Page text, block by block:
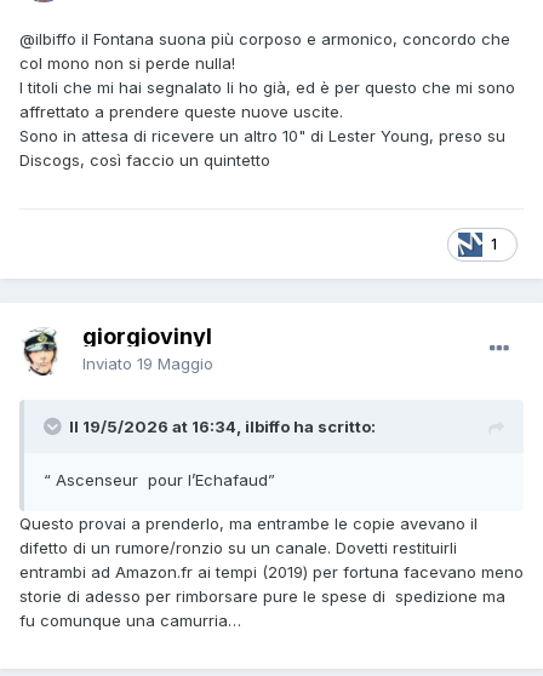
@ilbiffo il Fontana suona più corposo e armonico, concordo che
col mono non si perde nulla!
I titoli che mi hai segnalato li ho già, ed è per questo che mi sono
affrettato a prendere queste nuove uscite.
Sono in attesa di ricevere un altro 10" di Lester Young, preso su
Discogs, così faccio un quintetto
1
giorgiovinyl
Inviato 19 Maggio
Il 19/5/2026 at 16:34, ilbiffo ha scritto:
“ Ascenseur pour l’Echafaud”
Questo provai a prenderlo, ma entrambe le copie avevano il
difetto di un rumore/ronzio su un canale. Dovetti restituirli
entrambi ad Amazon.fr ai tempi (2019) per fortuna facevano meno
storie di adesso per rimborsare pure le spese di spedizione ma
fu comunque una camurria…